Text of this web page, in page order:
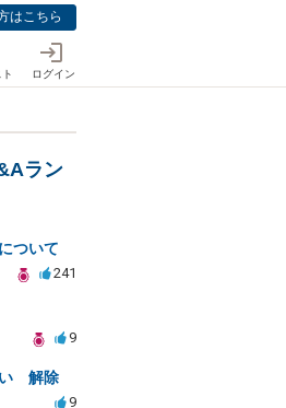
はこちら
ログイン
ラン
ついて
241
9
解除
9